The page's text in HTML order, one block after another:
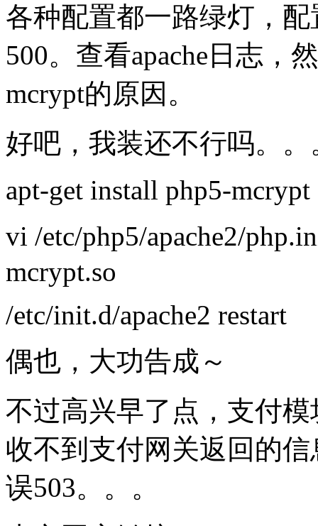
各种配置都一路绿灯，
500。查看apache日志，
mcrypt的原因。
好吧，我装还不行吗。
apt-get install php5-mcrypt
vi /etc/php5/apache2/
mcrypt.so
/etc/init.d/apache2 restart
偶也，大功告成～
不过高兴早了点，支付
收不到支付网关返回的信
误503。。。